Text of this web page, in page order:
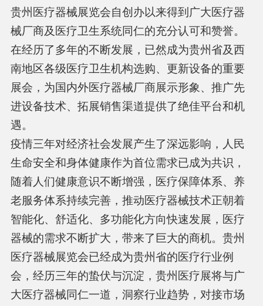
贵州医疗器械展览会自创办以来得到广大医疗器
械厂商及医疗卫生系统同仁的充分认可和赞誉。
在经历了多年的不断发展，已然成为贵州省及西
南地区各级医疗卫生机构选购、更新设备的重要
展会，为国内外医疗器械厂商展示形象、推广先
进设备技术、拓展销售渠道提供了绝佳平台和机
遇。
疫情三年对经济社会发展产生了深远影响，人民
生命安全和身体健康作为首位需求已成为共识，
随着人们健康意识不断增强，医疗保障体系、养
老服务体系持续完善，推动医疗器械技术正朝着
智能化、舒适化、多功能化方向快速发展，医疗
器械的需求不断扩大，带来了巨大的商机。贵州
医疗器械展览会已经成为贵州省的医疗行业例
会，经历三年的蛰伏与沉淀，贵州医疗展将与广
大医疗器械同仁一道，洞察行业趋势，对接市场